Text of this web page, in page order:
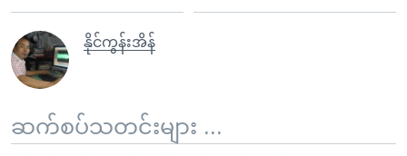
နိုင်ကွန်းအိန်
ဆက်စပ်သတင်းများ ...